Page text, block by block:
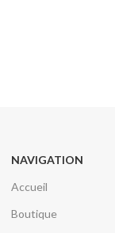
NAVIGATION
Accueil
Boutique